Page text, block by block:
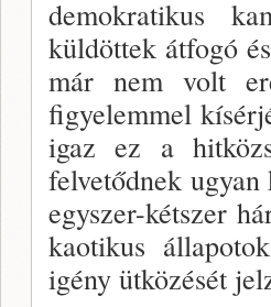
demokratikus
küldöttek átfogó
már nem volt
figyelemmel
igaz ez a
felvetődnek
egyszer-kétszer
kaotikus
igény ütközését